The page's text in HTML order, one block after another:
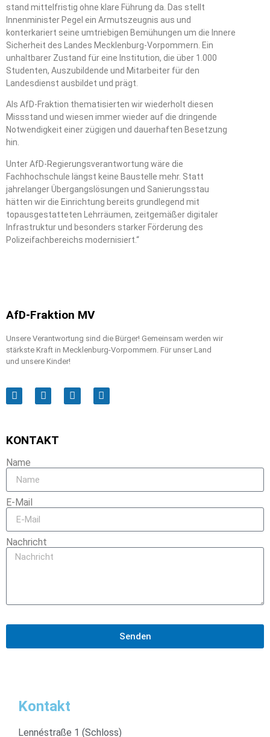
stand mittelfristig ohne klare Führung da. Das stellt
Innenminister Pegel ein Armutszeugnis aus und
konterkariert seine umtriebigen Bemühungen um die Innere
Sicherheit des Landes Mecklenburg-Vorpommern. Ein
unhaltbarer Zustand für eine Institution, die über 1.000
Studenten, Auszubildende und Mitarbeiter für den
Landesdienst ausbildet und prägt.
Als AfD-Fraktion thematisierten wir wiederholt diesen
Missstand und wiesen immer wieder auf die dringende
Notwendigkeit einer zügigen und dauerhaften Besetzung
hin.
Unter AfD-Regierungsverantwortung wäre die
Fachhochschule längst keine Baustelle mehr. Statt
jahrelanger Übergangslösungen und Sanierungsstau
hätten wir die Einrichtung bereits grundlegend mit
topausgestatteten Lehrräumen, zeitgemäßer digitaler
Infrastruktur und besonders starker Förderung des
Polizeifachbereichs modernisiert.“
AfD-Fraktion MV
Unsere Verantwortung sind die Bürger! Gemeinsam werden wir
stärkste Kraft in Mecklenburg-Vorpommern. Für unser Land
und unsere Kinder!
KONTAKT
Name
E-Mail
Nachricht
Senden
Kontakt
Lennéstraße 1 (Schloss)